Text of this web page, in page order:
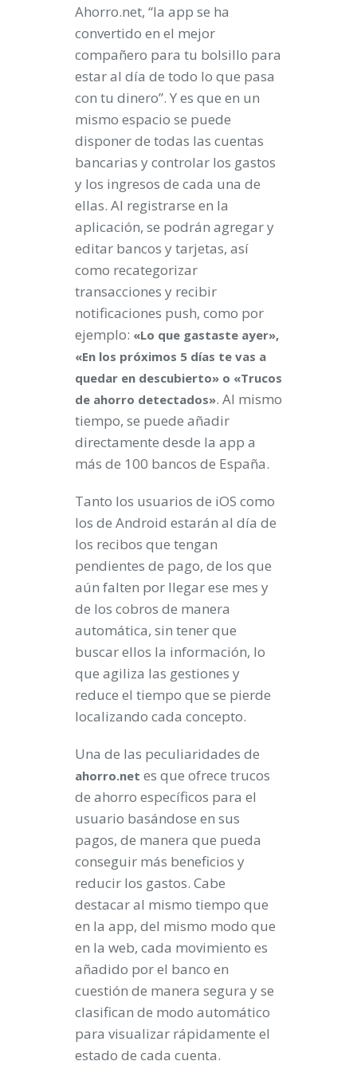
Ahorro.net, “la app se ha
convertido en el mejor
compañero para tu bolsillo para
estar al día de todo lo que pasa
con tu dinero”. Y es que en un
mismo espacio se puede
disponer de todas las cuentas
bancarias y controlar los gastos
y los ingresos de cada una de
ellas. Al registrarse en la
aplicación, se podrán agregar y
editar bancos y tarjetas, así
como recategorizar
transacciones y recibir
notificaciones push, como por
ejemplo: «Lo que gastaste ayer»,
«En los próximos 5 días te vas a
quedar en descubierto» o «Trucos
de ahorro detectados». Al mismo
tiempo, se puede añadir
directamente desde la app a
más de 100 bancos de España.
Tanto los usuarios de iOS como
los de Android estarán al día de
los recibos que tengan
pendientes de pago, de los que
aún falten por llegar ese mes y
de los cobros de manera
automática, sin tener que
buscar ellos la información, lo
que agiliza las gestiones y
reduce el tiempo que se pierde
localizando cada concepto.
Una de las peculiaridades de
ahorro.net es que ofrece trucos
de ahorro específicos para el
usuario basándose en sus
pagos, de manera que pueda
conseguir más beneficios y
reducir los gastos. Cabe
destacar al mismo tiempo que
en la app, del mismo modo que
en la web, cada movimiento es
añadido por el banco en
cuestión de manera segura y se
clasifican de modo automático
para visualizar rápidamente el
estado de cada cuenta.